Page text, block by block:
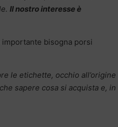
Il nostro interesse è
bisogna porsi
le etichette, occhio all’origine
sapere cosa si acquista e, in